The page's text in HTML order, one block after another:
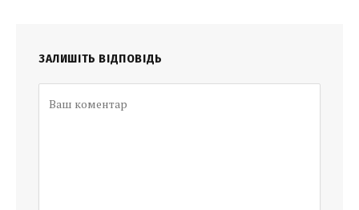
ЗАЛИШІТЬ ВІДПОВІДЬ